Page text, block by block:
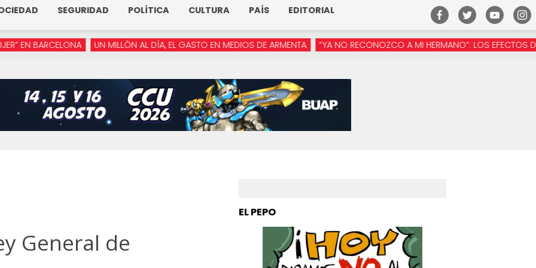
SEGURIDAD POLÍTICA CULTURA PAÍS
EDITORIAL
UN MILLÓN AL DÍA, EL GASTO EN MEDIOS DE ARMENTA “YA NO RECONOZCO A MI HERMANO”: LOS EFECTOS DE LA
General de
EL PEPO